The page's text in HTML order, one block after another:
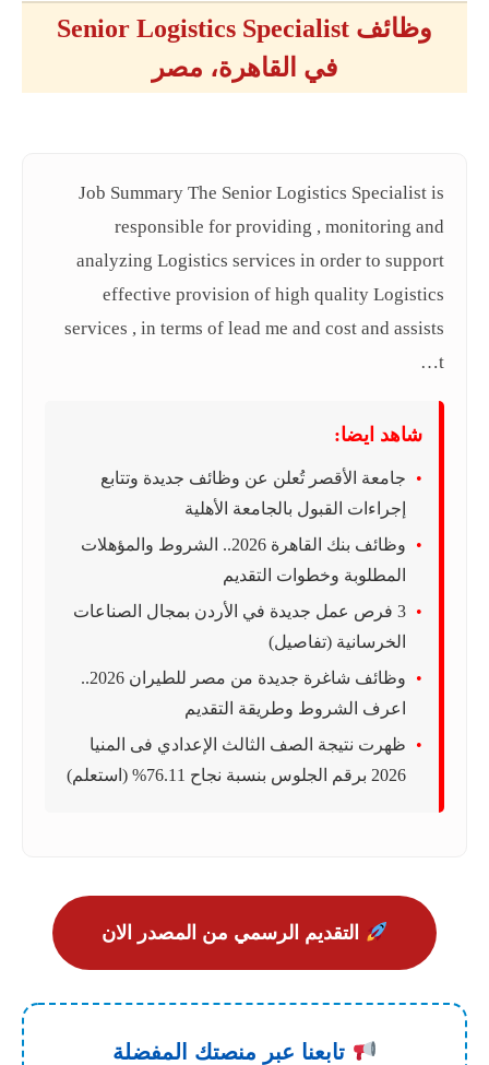
وظائف Senior Logistics Specialist
في القاهرة، مصر
Job Summary The Senior Logistics Specialist is
responsible for providing , monitoring and
analyzing Logistics services in order to support
effective provision of high quality Logistics
services , in terms of lead me and cost and assists
t…
شاهد ايضا:
جامعة الأقصر تُعلن عن وظائف جديدة وتتابع
إجراءات القبول بالجامعة الأهلية
وظائف بنك القاهرة 2026.. الشروط والمؤهلات
المطلوبة وخطوات التقديم
3 فرص عمل جديدة في الأردن بمجال الصناعات
الخرسانية (تفاصيل)
وظائف شاغرة جديدة من مصر للطيران 2026..
اعرف الشروط وطريقة التقديم
ظهرت نتيجة الصف الثالث الإعدادي فى المنيا
2026 برقم الجلوس بنسبة نجاح 76.11% (استعلم)
التقديم الرسمي من المصدر الان
تابعنا عبر منصتك المفضلة